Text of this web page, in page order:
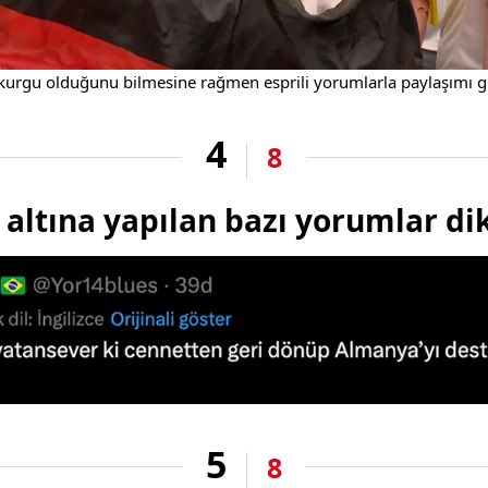
olduğunu bilmesine rağmen esprili yorumlarla paylaşımı
4 8
altına yapılan bazı yorumlar
5 8